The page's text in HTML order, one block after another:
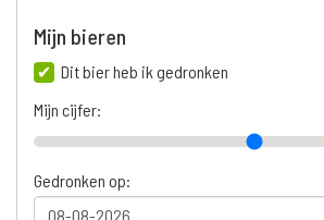
Mijn bieren
Dit bier heb ik gedronken
Mijn cijfer:
Gedronken op: